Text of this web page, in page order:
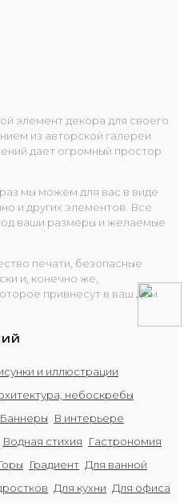
элемент декора для своего
из авторской галереи
дает огромный простор
мы можем для вас в виде
и других элементов. Все
ваши размеры и желаемые
печати, безопасные
и, конечно же,
привнесут в ваш дом
и иллюстрации
небоскребы
Баннеры
В интерьере
Водная стихия
Гастрономия
Градиент Для ванной
Для кухни Для офиса